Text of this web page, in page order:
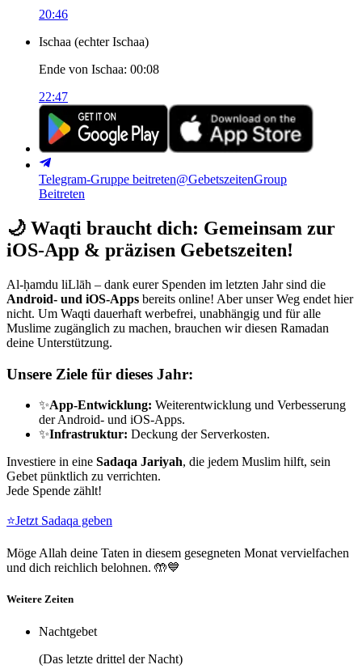
20:46
Ischaa (echter Ischaa)
Ende von Ischaa: 00:08
22:47
Telegram-Gruppe beitreten@GebetszeitenGroup
Beitreten
🌙 Waqti braucht dich: Gemeinsam zur
iOS-App & präzisen Gebetszeiten!
Al-ḥamdu liLlāh – dank eurer Spenden im letzten Jahr sind die
Android- und iOS-Apps bereits online! Aber unser Weg endet hier
nicht. Um Waqti dauerhaft werbefrei, unabhängig und für alle
Muslime zugänglich zu machen, brauchen wir diesen Ramadan
deine Unterstützung.
Unsere Ziele für dieses Jahr:
✨App-Entwicklung: Weiterentwicklung und Verbesserung
der Android- und iOS-Apps.
✨Infrastruktur: Deckung der Serverkosten.
Investiere in eine Sadaqa Jariyah, die jedem Muslim hilft, sein
Gebet pünktlich zu verrichten.
Jede Spende zählt!
⭐Jetzt Sadaqa geben
Möge Allah deine Taten in diesem gesegneten Monat vervielfachen
und dich reichlich belohnen. 🤲💙
Weitere Zeiten
Nachtgebet
(Das letzte drittel der Nacht)